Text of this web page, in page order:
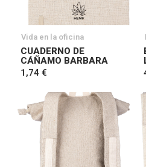
Vida en la oficina
CUADERNO DE
CÁÑAMO BARBARA
1,74 €